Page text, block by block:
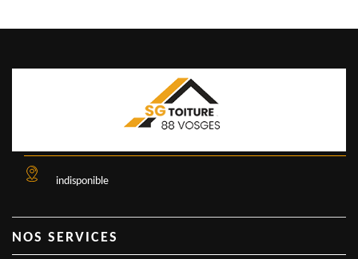
indisponible
NOS SERVICES